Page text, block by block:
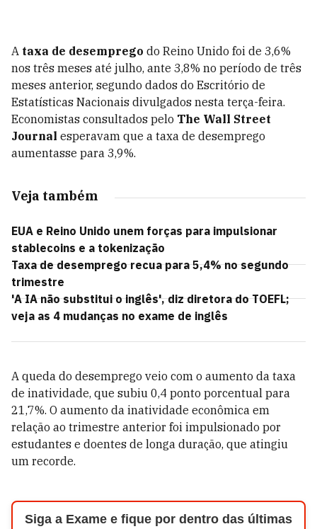
A taxa de desemprego do Reino Unido foi de 3,6%
nos três meses até julho, ante 3,8% no período de três
meses anterior, segundo dados do Escritório de
Estatísticas Nacionais divulgados nesta terça-feira.
Economistas consultados pelo The Wall Street
Journal esperavam que a taxa de desemprego
aumentasse para 3,9%.
Veja também
EUA e Reino Unido unem forças para impulsionar
stablecoins e a tokenização
Taxa de desemprego recua para 5,4% no segundo
trimestre
'A IA não substitui o inglês', diz diretora do TOEFL;
veja as 4 mudanças no exame de inglês
A queda do desemprego veio com o aumento da taxa
de inatividade, que subiu 0,4 ponto porcentual para
21,7%. O aumento da inatividade econômica em
relação ao trimestre anterior foi impulsionado por
estudantes e doentes de longa duração, que atingiu
um recorde.
Siga a Exame e fique por dentro das últimas